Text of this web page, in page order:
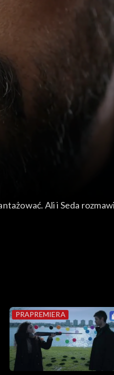
Ali i Seda
PRAPREMIERA